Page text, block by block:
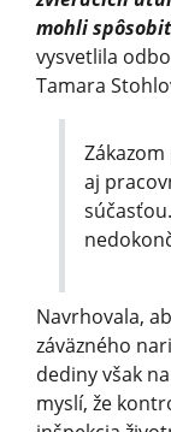
mohli
vysvetlila
Tamara
aj
Navrhovala,
záväzného
dediny však
myslí, že